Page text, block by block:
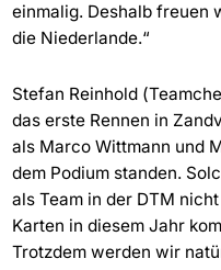
einmalig. Deshalb freuen
die Niederlande.“
Stefan Reinhold
das erste Rennen in
als Marco Wittmann und
dem Podium standen.
als Team in der DTM
Karten in diesem Jahr
Trotzdem werden wir